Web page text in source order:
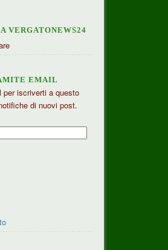
VERGATONEWS24
EMAIL
iscriverti a questo
di nuovi post.